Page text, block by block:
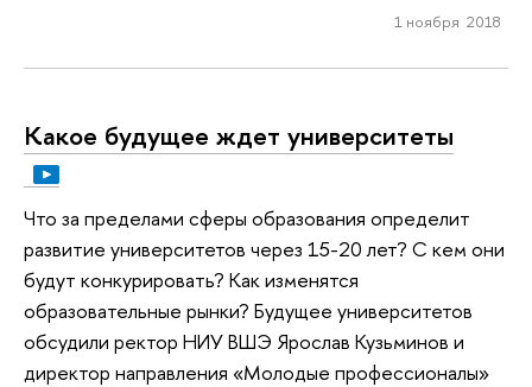
1 ноября 2018
Какое будущее ждет университеты
Что за пределами сферы образования определит
развитие университетов через 15-20 лет? С кем они
будут конкурировать? Как изменятся
образовательные рынки? Будущее университетов
обсудили ректор НИУ ВШЭ Ярослав Кузьминов и
директор направления «Молодые профессионалы»